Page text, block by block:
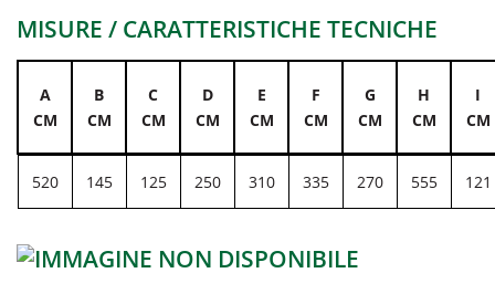
MISURE / CARATTERISTICHE TECNICHE
A
CM
B
CM
C
CM
D
CM
E
CM
F
CM
G
CM
H
CM
I
CM
520 145 125 250 310 335 270 555 121